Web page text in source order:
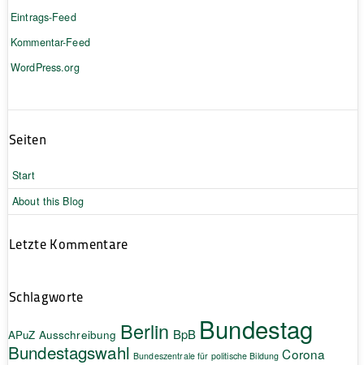
Eintrags-Feed
Kommentar-Feed
WordPress.org
Seiten
Start
About this Blog
Letzte Kommentare
Schlagworte
APuZ Ausschreibung Berlin BpB Bundestag
Bundestagswahl Bundeszentrale für politische Bildung Corona